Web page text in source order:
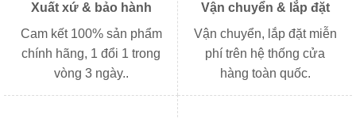
Xuất xứ & bảo hành
Cam kết 100% sản phẩm
chính hãng, 1 đổi 1 trong
vòng 3 ngày..
Vận chuyển & lắp đặt
Vận chuyển, lắp đặt miễn
phí trên hệ thống cửa
hàng toàn quốc.